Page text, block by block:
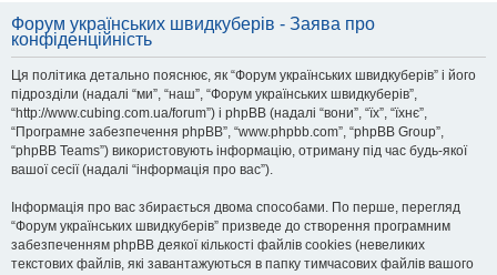
у
Форум українських швидкуберів - Заява про
конфіденційність
Ця політика детально пояснює, як “Форум українських швидкуберів” і його
підрозділи (надалі “ми”, “наш”, “Форум українських швидкуберів”,
“http://www.cubing.com.ua/forum”) і phpBB (надалі “вони”, “їх”, “їхнє”,
“Програмне забезпечення phpBB”, “www.phpbb.com”, “phpBB Group”,
“phpBB Teams”) використовують інформацію, отриману під час будь-якої
вашої сесії (надалі “інформація про вас”).
Інформація про вас збирається двома способами. По перше, перегляд
“Форум українських швидкуберів” призведе до створення програмним
забезпеченням phpBB деякої кількості файлів cookies (невеликих
текстових файлів, які завантажуються в папку тимчасових файлів вашого